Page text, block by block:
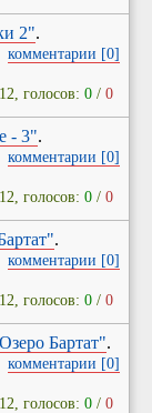
2".
комментарии [0]
голосов:0 /0
- 3".
комментарии [0]
голосов:0 /0
.
комментарии [0]
голосов:0 /0
Бартат".
комментарии [0]
голосов:0 /0